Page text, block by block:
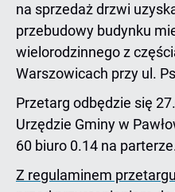
na sprzedaż drzwi
przebudowy budynku
wielorodzinnego z
Warszowicach przy ul.
Przetarg odbędzie się
Urzędzie Gminy w
60 biuro 0.14 na
Z regulaminem przetargu